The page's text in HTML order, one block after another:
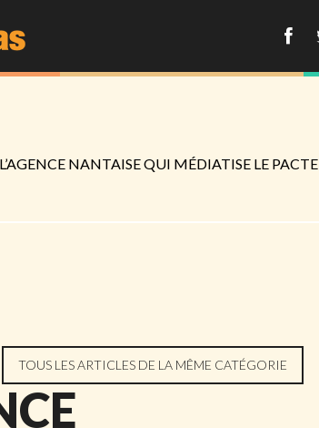
NANTAISE QUI MÉDIATISE LE PACTE
TOUS LES ARTICLES DE LA MÊME CATÉGORIE